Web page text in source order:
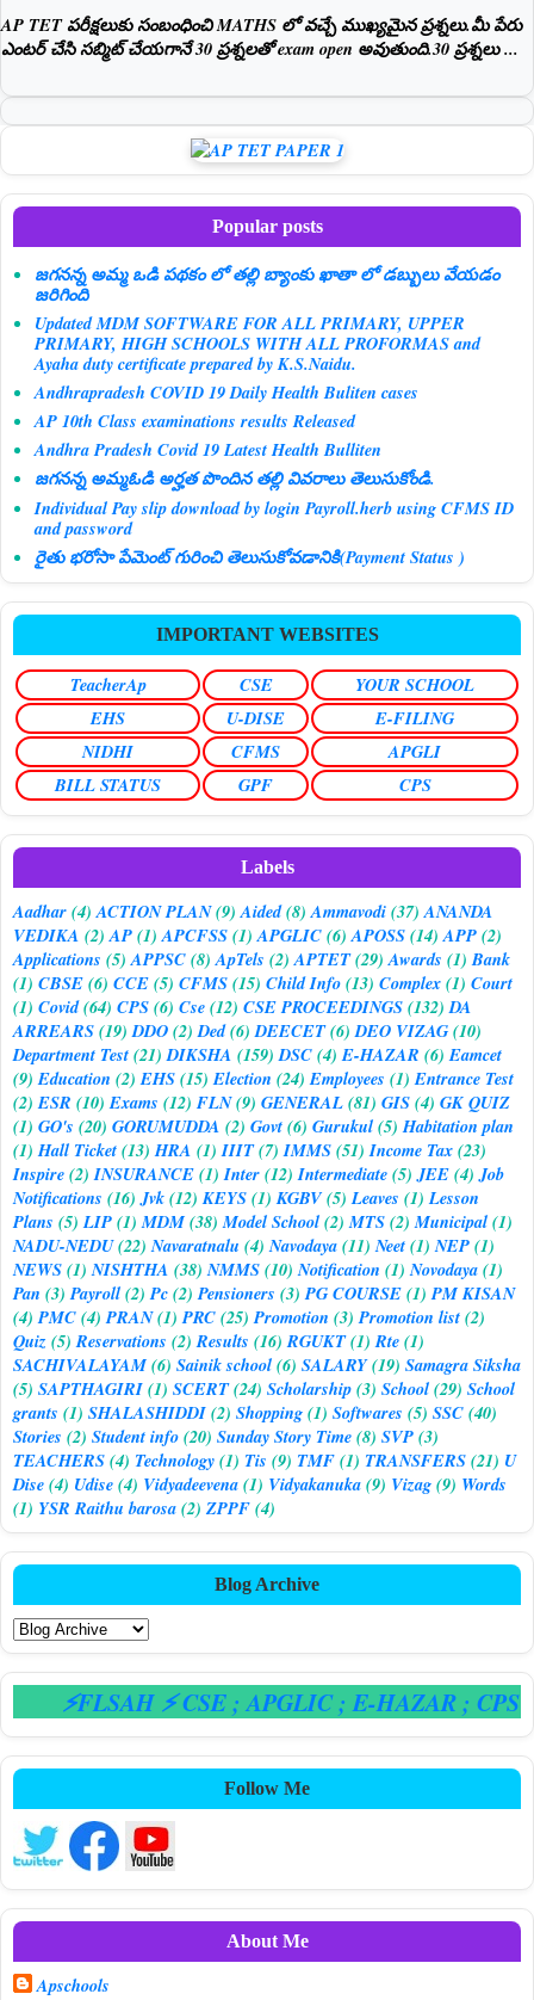
AP TET పరీక్షలుకు సంబంధించి MATHS లో వచ్చే ముఖ్యమైన ప్రశ్నలు.మీ పేరు
ఎంటర్ చేసి సబ్మిట్ చేయగానే 30 ప్రశ్నలతో exam open అవుతుంది.30 ప్రశ్నలు ...
Popular posts
జగనన్న అమ్మ ఒడి పథకం లో తల్లి బ్యాంకు ఖాతా లో డబ్బులు వేయడం
జరిగింది
Updated MDM SOFTWARE FOR ALL PRIMARY, UPPER
PRIMARY, HIGH SCHOOLS WITH ALL PROFORMAS and
Ayaha duty certificate prepared by K.S.Naidu.
Andhrapradesh COVID 19 Daily Health Buliten cases
AP 10th Class examinations results Released
Andhra Pradesh Covid 19 Latest Health Bulliten
జగనన్న అమ్మఓడి అర్హత పొందిన తల్లి వివరాలు తెలుసుకోండి.
Individual Pay slip download by login Payroll.herb using CFMS ID
and password
రైతు భరోసా పేమెంట్ గురించి తెలుసుకోవడానికి(Payment Status )
IMPORTANT WEBSITES
TeacherAp CSE
YOUR SCHOOL
EHS
U-DISE
E-FILING
NIDHI
CFMS
APGLI
BILL STATUS
GPF CPS
Labels
Aadhar(4) ACTION PLAN(9) Aided(8) Ammavodi(37) ANANDA
VEDIKA (2) AP(1) APCFSS(1) APGLIC(6) APOSS(14) APP(2)
Applications (5) APPSC(8) ApTels (2) APTET(29) Awards (1) Bank
(1) CBSE(6) CCE(5) CFMS(15) Child Info(13) Complex(1) Court
(1) Covid(64) CPS(6) Cse(12) CSE PROCEEDINGS(132) DA
ARREARS(19) DDO(2) Ded(6) DEECET(6) DEO VIZAG(10)
Department Test(21) DIKSHA (159) DSC(4) E-HAZAR (6) Eamcet
(9) Education (2) EHS(15) Election (24) Employees (1) Entrance Test
(2) ESR (10) Exams (12) FLN(9) GENERAL(81) GIS(4) GK QUIZ
(1) GO's (20) GORUMUDDA (2) Govt(6) Gurukul(5) Habitation plan
(1) Hall Ticket(13) HRA (1) IIIT(7) IMMS(51) Income Tax(23)
Inspire(2) INSURANCE(1) Inter(12) Intermediate(5) JEE(4) Job
Notifications (16) Jvk(12) KEYS(1) KGBV(5) Leaves (1) Lesson
Plans (5) LIP(1) MDM(38) Model School(2) MTS(2) Municipal(1)
NADU-NEDU(22) Navaratnalu (4) Navodaya(11) Neet(1) NEP(1)
NEWS(1) NISHTHA (38) NMMS(10) Notification (1) Novodaya(1)
Pan (3) Payroll(2) Pc(2) Pensioners (3) PG COURSE(1) PM KISAN
(4) PMC(4) PRAN(1) PRC(25) Promotion (3) Promotion list(2)
Quiz(5) Reservations (2) Results (16) RGUKT(1) Rte(1)
SACHIVALAYAM(6) Sainik school(6) SALARY(19) Samagra Siksha
(5) SAPTHAGIRI(1) SCERT(24) Scholarship(3) School(29) School
grants (1) SHALASHIDDI(2) Shopping(1) Softwares (5) SSC(40)
Stories (2) Student info(20) Sunday Story Time(8) SVP(3)
TEACHERS(4) Technology(1) Tis (9) TMF(1) TRANSFERS(21) U
Dise(4) Udise(4) Vidyadeevena(1) Vidyakanuka(9) Vizag(9) Words
(1) YSR Raithu barosa(2) ZPPF(4)
Blog Archive
⚡FLSAH ⚡ CSE; APGLIC; E-HAZAR; CPS
Follow Me
About Me
Apschools